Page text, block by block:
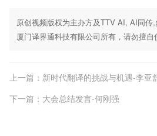
原创视频版权为主办方及TTV AI, AI同传
厦门译界通科技有限公司所有，请勿擅自
上一篇：新时代翻译的挑战与机遇-李亚
下一篇：大会总结发言-何刚强